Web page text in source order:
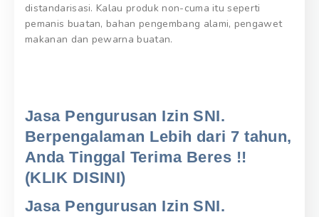
distandarisasi. Kalau produk non-cuma itu seperti
pemanis buatan, bahan pengembang alami, pengawet
makanan dan pewarna buatan.
Jasa Pengurusan Izin SNI.
Berpengalaman Lebih dari 7 tahun,
Anda Tinggal Terima Beres !!
(KLIK DISINI)
Jasa Pengurusan Izin SNI.